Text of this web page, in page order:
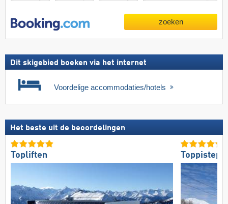
zoeken
Dit skigebied boeken via het internet
Voordelige accommodaties/hotels
Het beste uit de beoordelingen
Topliften